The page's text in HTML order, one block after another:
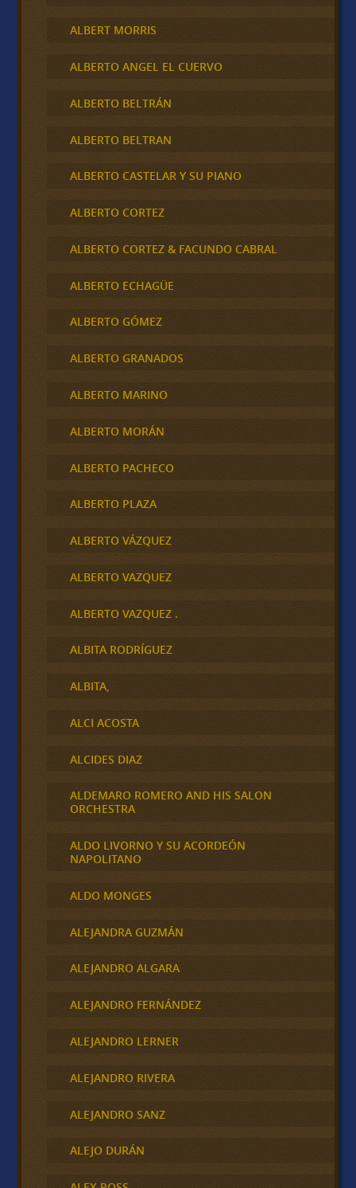
ALBERT MORRIS
ALBERTO ANGEL EL CUERVO
ALBERTO BELTRÁN
ALBERTO BELTRAN
ALBERTO CASTELAR Y SU PIANO
ALBERTO CORTEZ
ALBERTO CORTEZ & FACUNDO CABRAL
ALBERTO ECHAGÜE
ALBERTO GÓMEZ
ALBERTO GRANADOS
ALBERTO MARINO
ALBERTO MORÁN
ALBERTO PACHECO
ALBERTO PLAZA
ALBERTO VÁZQUEZ
ALBERTO VAZQUEZ
ALBERTO VAZQUEZ .
ALBITA RODRÍGUEZ
ALBITA,
ALCI ACOSTA
ALCIDES DIAZ
ALDEMARO ROMERO AND HIS SALON
ORCHESTRA
ALDO LIVORNO Y SU ACORDEÓN
NAPOLITANO
ALDO MONGES
ALEJANDRA GUZMÁN
ALEJANDRO ALGARA
ALEJANDRO FERNÁNDEZ
ALEJANDRO LERNER
ALEJANDRO RIVERA
ALEJANDRO SANZ
ALEJO DURÁN